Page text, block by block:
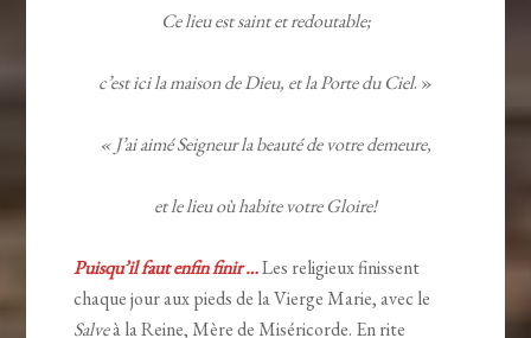
Ce lieu est saint et redoutable;
c’est ici la maison de Dieu, et la Porte du Ciel. »
« J’ai aimé Seigneur la beauté de votre demeure,
et le lieu où habite votre Gloire!
Puisqu’il faut enfin finir …Les religieux finissent
chaque jour aux pieds de la Vierge Marie, avec le
Salveà la Reine, Mère de Miséricorde. En rite